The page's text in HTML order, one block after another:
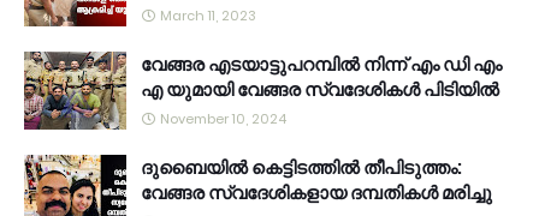
March 11, 2023
വേങ്ങര എടയാട്ടുപറമ്പിൽ നിന്ന് എം ഡി എം
എ യുമായി വേങ്ങര സ്വദേശികൾ പിടിയിൽ
November 10, 2024
ദുബൈയിൽ കെട്ടിടത്തിൽ തീപിടുത്തം:
വേങ്ങര സ്വദേശികളായ ദമ്പതികൾ മരിച്ചു